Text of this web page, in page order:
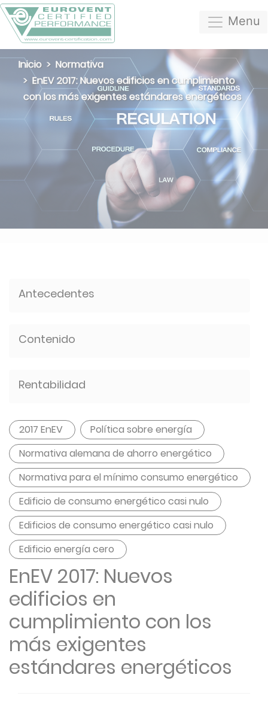
Menu
Inicio
Normativa
EnEV 2017: Nuevos edificios en cumplimiento
con los más exigentes estándares energéticos
Antecedentes
Contenido
Rentabilidad
2017 EnEV
Política sobre energía
Normativa alemana de ahorro energético
Normativa para el mínimo consumo energético
Edificio de consumo energético casi nulo
Edificios de consumo energético casi nulo
Edificio energía cero
EnEV 2017: Nuevos
edificios en
cumplimiento con los
más exigentes
estándares energéticos